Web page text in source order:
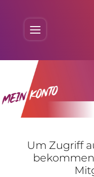
content
Um Zugriff